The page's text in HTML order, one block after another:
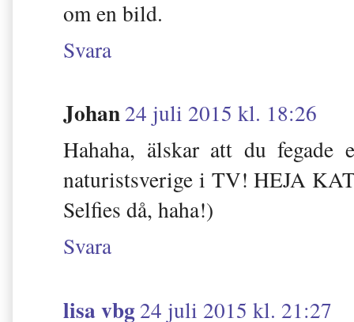
om en bild.
Svara
Johan24 juli 2015 kl. 18:26
Hahaha, älskar att du
naturistsverige i TV! HEJA
Selfies då, haha!)
Svara
lisa vbg24 juli 2015 kl. 21:27